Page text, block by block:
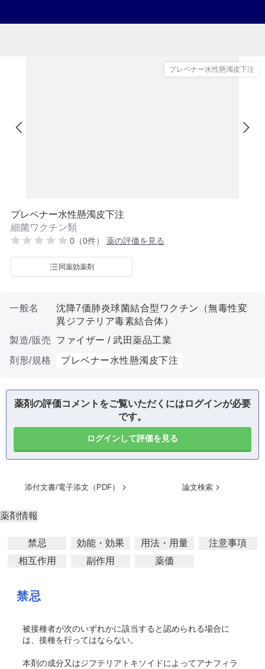
プレベナー水性懸濁皮下注
プレベナー水性懸濁皮下注
細菌ワクチン類
0（0件） 薬の評価を見る
同薬効薬剤
一般名
沈降7価肺炎球菌結合型ワクチン（無毒性変
異ジフテリア毒素結合体）
製造/販売
ファイザー / 武田薬品工業
剤形/規格
プレベナー水性懸濁皮下注
薬剤の評価コメントをご覧いただくにはログインが必要
です。
ログインして評価を見る
添付文書/電子添文（PDF） 論文検索
薬剤情報
禁忌 効能・効果 用法・用量
注意事項
相互作用
副作用 薬価
禁忌
被接種者が次のいずれかに該当すると認められる場合に
は、接種を行ってはならない。
本剤の成分又はジフテリアトキソイドによってアナフィラ